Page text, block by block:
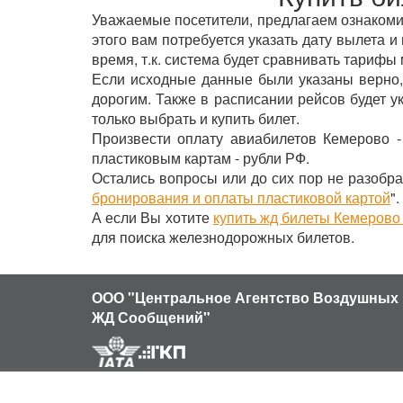
Уважаемые посетители, предлагаем
этого вам потребуется указать дату
время, т.к. система будет сравнивать
Если исходные данные были указаны
дорогим. Также в расписании рейсов будет
только выбрать и купить билет.
Произвести оплату авиабилетов
пластиковым картам - рубли РФ.
Остались вопросы или до сих пор не
бронирования и оплаты пластиковой картой".
А если Вы хотите купить жд билеты
для поиска железнодорожных билетов.
ООО "Центральное Агентство Воздушных
ЖД Сообщений"